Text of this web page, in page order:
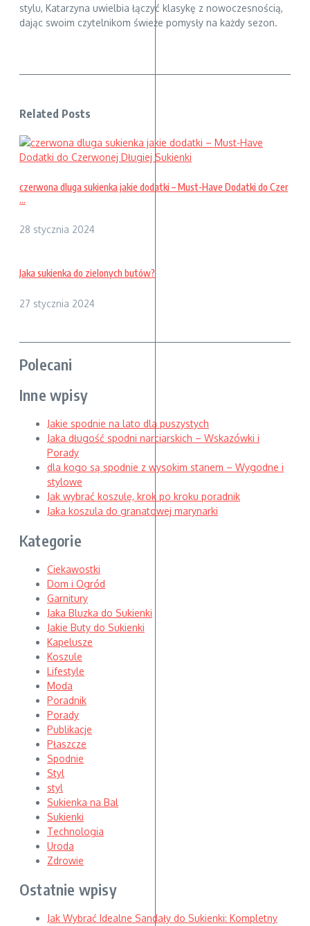
stylu, Katarzyna uwielbia łączyć klasykę z nowoczesnością,
dając swoim czytelnikom świeże pomysły na każdy sezon.
Related Posts
czerwona dluga sukienka jakie dodatki – Must-Have Dodatki do Czer
...
28 stycznia 2024
Jaka sukienka do zielonych butów?
27 stycznia 2024
Polecani
Inne wpisy
Jakie spodnie na lato dla puszystych
Jaka długość spodni narciarskich – Wskazówki i
Porady
dla kogo są spodnie z wysokim stanem – Wygodne i
stylowe
Jak wybrać koszulę, krok po kroku poradnik
Jaka koszula do granatowej marynarki
Kategorie
Ciekawostki
Dom i Ogród
Garnitury
Jaka Bluzka do Sukienki
Jakie Buty do Sukienki
Kapelusze
Koszule
Lifestyle
Moda
Poradnik
Porady
Publikacje
Płaszcze
Spodnie
Styl
styl
Sukienka na Bal
Sukienki
Technologia
Uroda
Zdrowie
Ostatnie wpisy
Jak Wybrać Idealne Sandały do Sukienki: Kompletny